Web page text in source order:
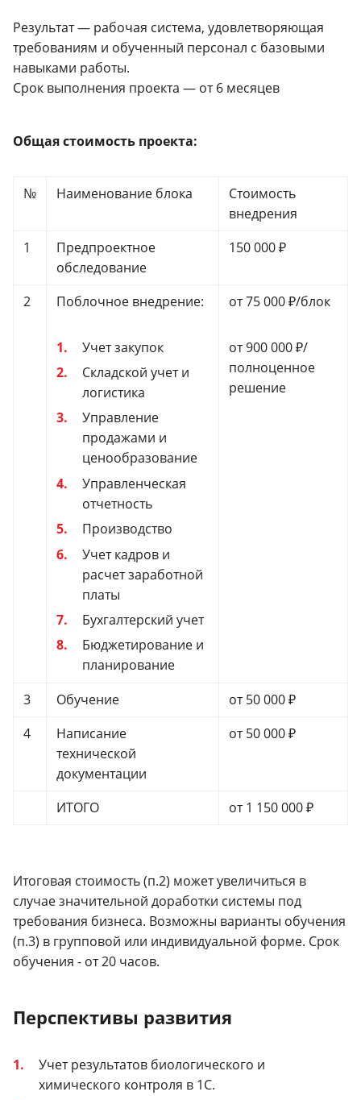
Результат — рабочая система, удовлетворяющая
требованиям и обученный персонал с базовыми
навыками работы.
Срок выполнения проекта — от 6 месяцев
Общая стоимость проекта:
№ Наименование блока
Стоимость
внедрения
1
Предпроектное
обследование
150 000 ₽
2 Поблочное внедрение:
Учет закупок
Складской учет и
логистика
Управление
продажами и
ценообразование
Управленческая
отчетность
Производство
Учет кадров и
расчет заработной
платы
Бухгалтерский учет
Бюджетирование и
планирование
от 75 000 ₽/блок
от 900 000 ₽/
полноценное
решение
3 Обучение
от 50 000 ₽
4
Написание
технической
документации
от 50 000 ₽
ИТОГО от 1 150 000 ₽
Итоговая стоимость (п.2) может увеличиться в
случае значительной доработки системы под
требования бизнеса. Возможны варианты обучения
(п.3) в групповой или индивидуальной форме. Срок
обучения - от 20 часов.
Перспективы развития
Учет результатов биологического и
химического контроля в 1С.